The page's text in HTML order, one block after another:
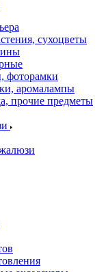
сухоцветы
фоторамки
аромалампы
прочие предметы